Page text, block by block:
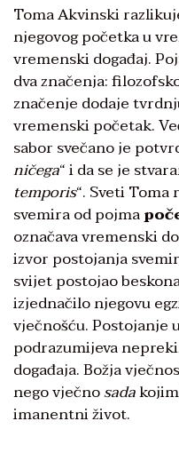
Toma Akvinski
njegovog početka u
vremenski događaj.
dva značenja:
značenje dodaje
vremenski početak.
sabor svečano je
ničega“ i da se je
temporis“. Sveti
svemira od pojma
označava vremenski
izvor postojanja
svijet postojao
izjednačilo njegovu
vječnošću. Postojanje
podrazumijeva
događaja. Božja
nego vječnosada
imanentni život.